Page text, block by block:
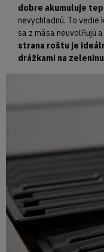
dobre akumuluje
nevychladnú. To vedie
sa z mäsa neuvoľňujú
strana roštu je
drážkami na